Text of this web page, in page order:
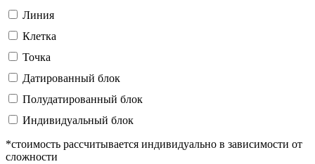
Линия
Клетка
Точка
Датированный блок
Полудатированный блок
Индивидуальный блок
*стоимость рассчитывается индивидуально в зависимости от
сложности